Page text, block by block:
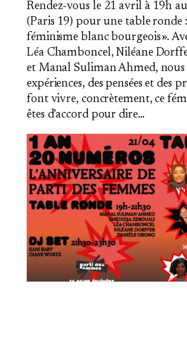
Rendez‐vous le 21 avril à 19h
(Paris 19) pour une table ronde
féminisme blanc bourgeois ».
Léa Chamboncel, Niléane
et Manal Suliman Ahmed, nous
expériences, des pensées et des
font vivre, concrètement, ce
êtes d’accord pour dire…